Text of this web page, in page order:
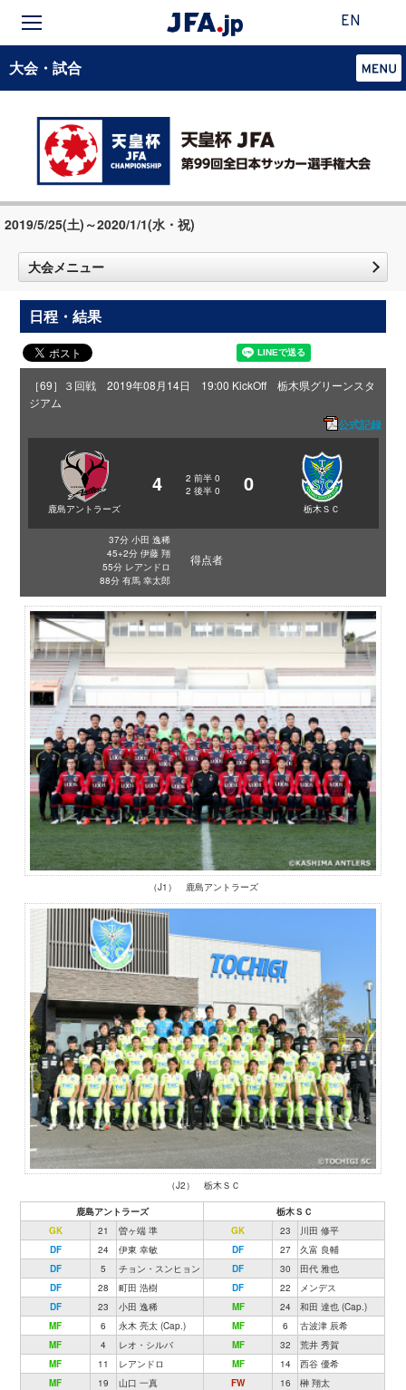
EN
大会・試合
2019/5/25(土)～2020/1/1(水・祝)
大会メニュー
日程・結果
［69］３回戦 2019年08月14日 19:00 KickOff 栃木県グリーンスタ
ジアム
公式記録
鹿島アントラーズ
4 2 前半 0
2 後半 0 0
栃木ＳＣ
37分 小田 逸稀
45+2分 伊藤 翔
55分 レアンドロ
88分 有馬 幸太郎
得点者
（J1） 鹿島アントラーズ
（J2） 栃木ＳＣ
鹿島アントラーズ
栃木ＳＣ
GK
21 曽ヶ端 準 GK 23
川田 修平
DF
24 伊東 幸敏 DF 27
久富 良輔
DF
5 チョン・スンヒョン DF 30
田代 雅也
DF
28 町田 浩樹 DF 22
メンデス
DF
23 小田 逸稀 MF 24
和田 達也 (Cap.)
MF
6 永木 亮太 (Cap.) MF 6
古波津 辰希
MF
4 レオ・シルバ MF 32
荒井 秀賀
MF
11 レアンドロ MF 14
西谷 優希
MF
19 山口 一真 FW 16
榊 翔太